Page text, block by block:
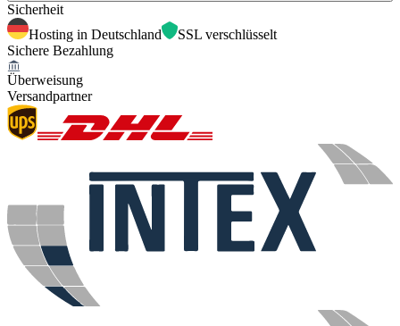
Sicherheit
Hosting in Deutschland
SSL verschlüsselt
Sichere Bezahlung
Überweisung
Versandpartner